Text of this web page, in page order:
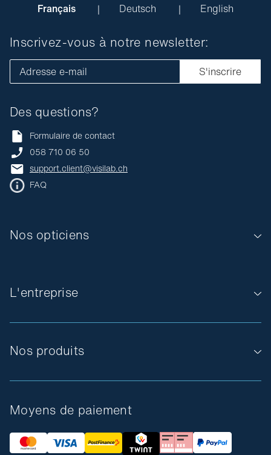
Français Deutsch English
L'entreprise
Nos produits
Nos opticiens
Des questions?
Formulaire de contact
058 710 06 50
support.client@visilab.ch
FAQ
Inscrivez-vous à notre newsletter:
Adresse e-mail S'inscrire
Moyens de paiement